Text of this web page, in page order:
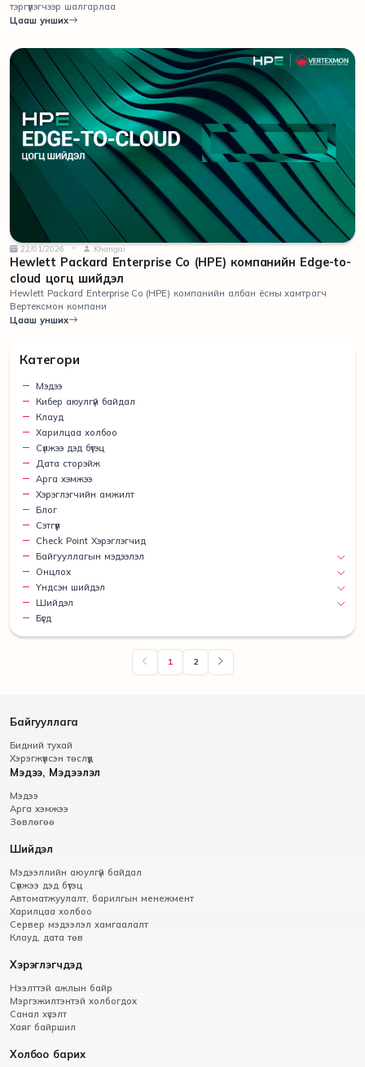
тэргүүлэгчээр шалгарлаа
Цааш унших
22/01/2026 Khangai
Hewlett Packard Enterprise Co (HPE) компанийн Edge-to-
cloud цогц шийдэл
Hewlett Packard Enterprise Co (HPE) компанийн албан ёсны хамтрагч
Вертексмон компани
Цааш унших
Категори
Мэдээ
Кибер аюулгүй байдал
Клауд
Харилцаа холбоо
Сүлжээ дэд бүтэц
Дата сторэйж
Арга хэмжээ
Хэрэглэгчийн амжилт
Блог
Сэтгүүл
Check Point Хэрэглэгчид
Байгууллагын мэдээлэл
Онцлох
Үндсэн шийдэл
Шийдэл
Бүгд
1 2
Байгууллага
Бидний тухай
Хэрэгжүүлсэн төслүүд
Мэдээ, Мэдээлэл
Мэдээ
Арга хэмжээ
Зөвлөгөө
Шийдэл
Мэдээллийн аюулгүй байдал
Сүлжээ дэд бүтэц
Автоматжуулалт, барилгын менежмент
Харилцаа холбоо
Сервер мэдээлэл хамгаалалт
Клауд, дата төв
Хэрэглэгчдэд
Нээлттэй ажлын байр
Мэргэжилтэнтэй холбогдох
Санал хүсэлт
Хаяг байршил
Холбоо барих